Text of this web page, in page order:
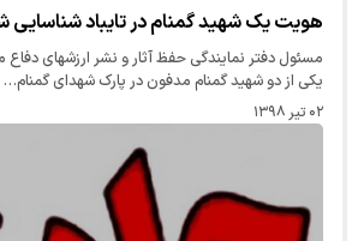
هویت یک شهید گمنام در تایباد شناسایی
مسئول دفتر نمایندگی حفظ آثار و نشر ارزشهای
یکی از دو شهید گمنام مدفون در پارک شهدای گمنام…
۰۲ تیر ۱۳۹۸